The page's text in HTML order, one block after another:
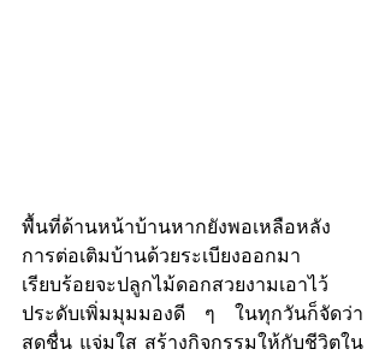
พื้นที่ด้านหน้าบ้านหากยังพอเหลือหลัง
การต่อเติมบ้านด้วยระเบียงออกมา
เรียบร้อยจะปลูกไม้ดอกสวยงามเอาไว้
ประดับเพิ่มมุมมองดี ๆ ในทุกวันก็จัดว่า
สดชื่น แจ่มใส สร้างกิจกรรมให้กับชีวิตใน